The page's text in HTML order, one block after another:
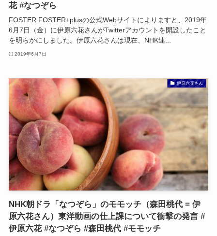
花 #なつぞら
FOSTER FOSTER+plusの公式Webサイトによりますと、2019年
6月7日（金）に伊原六花さんがTwitterアカウントを開設したこと
を明らかにしました。伊原六花さんは現在、NHK連...
2019年6月7日
伊原六花さん
NHK朝ドラ「なつぞら」のモモッチ（森田桃代 = 伊
原六花さん）東洋動画の仕上課について衝撃の発言 #
伊原六花 #なつぞら #森田桃代 #モモッチ